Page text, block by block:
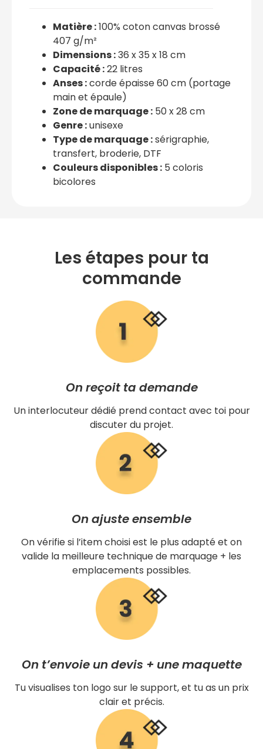
Matière :100% coton canvas brossé
407 g/m²
Dimensions :36 x 35 x 18 cm
Capacité :22 litres
Anses :corde épaisse 60 cm (portage
main et épaule)
Zone de marquage : 50 x 28 cm
Genre :unisexe
Type de marquage :sérigraphie,
transfert, broderie, DTF
Couleurs disponibles : 5 coloris
bicolores
Les étapes pour ta
commande
On reçoit ta demande
Un interlocuteur dédié prend contact avec toi pour
discuter du projet.
On ajuste ensemble
On vérifie si l’item choisi est le plus adapté et on
valide la meilleure technique de marquage + les
emplacements possibles.
On t’envoie un devis + une maquette
Tu visualises ton logo sur le support, et tu as un prix
clair et précis.